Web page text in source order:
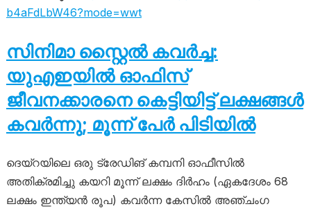
b4aFdLbW46?mode=wwt
സിനിമാ സ്റ്റൈൽ കവർച്ച:
യുഎഇയിൽ ഓഫിസ്
ജീവനക്കാരനെ കെട്ടിയിട്ട് ലക്ഷങ്ങൾ
കവർന്നു; മൂന്ന് പേർ പിടിയിൽ
ദെയ്‌റയിലെ ഒരു ട്രേഡിങ് കമ്പനി ഓഫീസിൽ
അതിക്രമിച്ചു കയറി മൂന്ന് ലക്ഷം ദിർഹം (ഏകദേശം 68
ലക്ഷം ഇന്ത്യൻ രൂപ) കവർന്ന കേസിൽ അഞ്ചംഗ